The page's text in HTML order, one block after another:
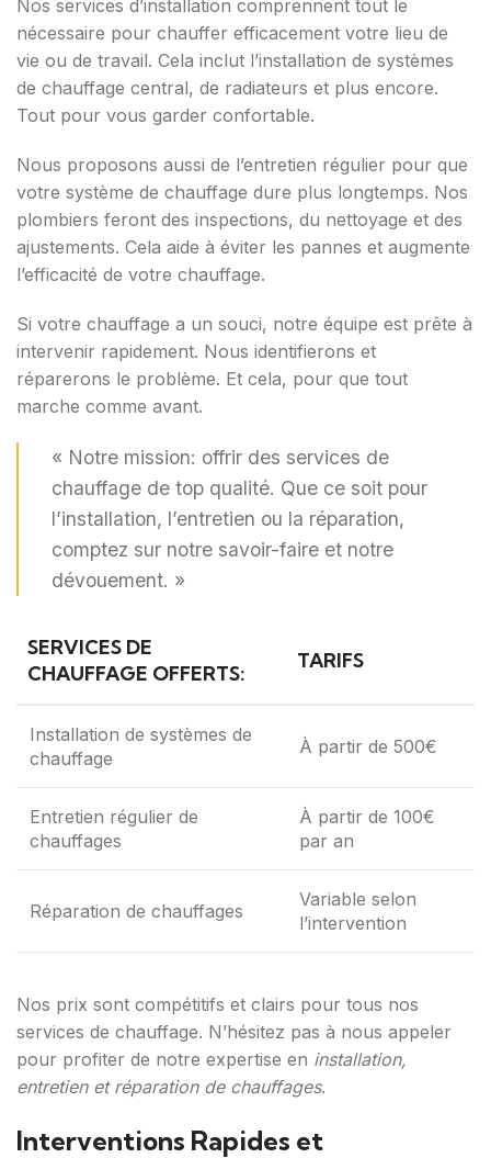
Nos services d’installation comprennent tout le
nécessaire pour chauffer efficacement votre lieu de
vie ou de travail. Cela inclut l’installation de systèmes
de chauffage central, de radiateurs et plus encore.
Tout pour vous garder confortable.
Nous proposons aussi de l’entretien régulier pour que
votre système de chauffage dure plus longtemps. Nos
plombiers feront des inspections, du nettoyage et des
ajustements. Cela aide à éviter les pannes et augmente
l’efficacité de votre chauffage.
Si votre chauffage a un souci, notre équipe est prête à
intervenir rapidement. Nous identifierons et
réparerons le problème. Et cela, pour que tout
marche comme avant.
« Notre mission: offrir des services de
chauffage de top qualité. Que ce soit pour
l’installation, l’entretien ou la réparation,
comptez sur notre savoir-faire et notre
dévouement. »
SERVICES DE
CHAUFFAGE OFFERTS:
TARIFS
Installation de systèmes de
chauffage
À partir de 500€
Entretien régulier de
chauffages
À partir de 100€
par an
Réparation de chauffages
Variable selon
l’intervention
Nos prix sont compétitifs et clairs pour tous nos
services de chauffage. N’hésitez pas à nous appeler
pour profiter de notre expertise en installation,
entretien et réparation de chauffages.
Interventions Rapides et